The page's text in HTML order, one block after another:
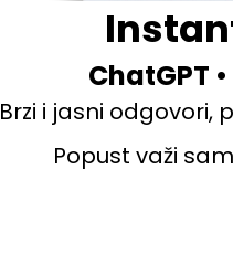
ChatGPT
Brzi i jasni
Popust važi